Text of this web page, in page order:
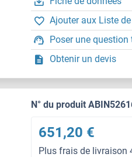
Ajouter aux Liste
Poser une question
Obtenir un devis
N° du produit
651,20 €
Plus frais de livraison